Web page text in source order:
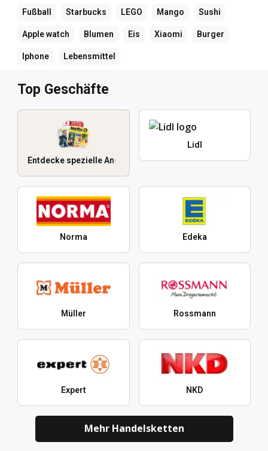
Fußball Starbucks LEGO Mango Sushi
Apple watch Blumen Eis Xiaomi Burger
Iphone Lebensmittel
Top Geschäfte
Entdecke spezielle Angebote
Lidl
Norma Edeka
Müller Rossmann
Expert NKD
Mehr Handelsketten